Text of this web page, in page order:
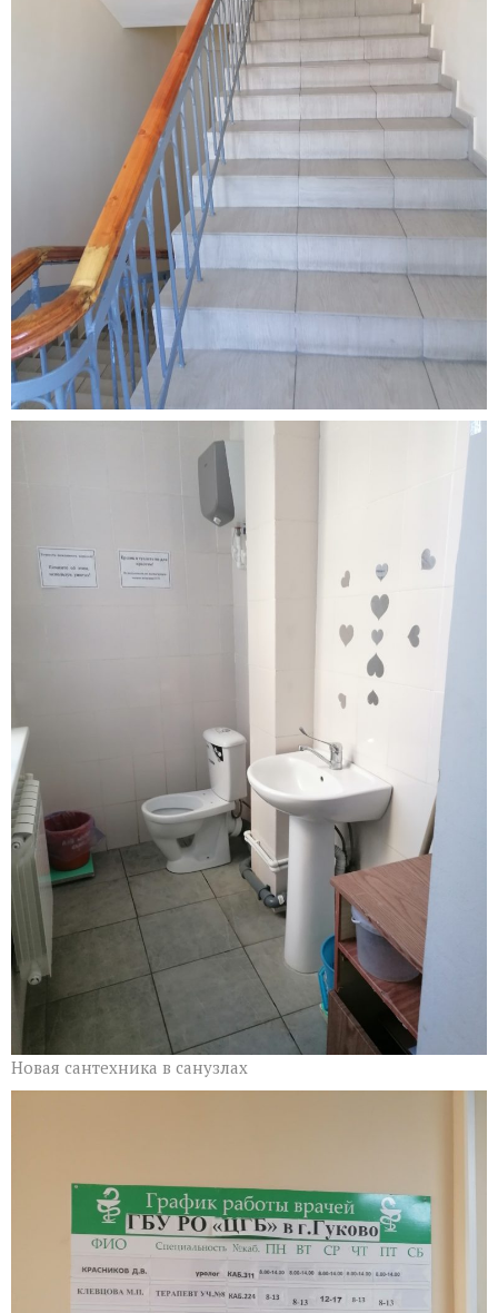
Новая сантехника в санузлах